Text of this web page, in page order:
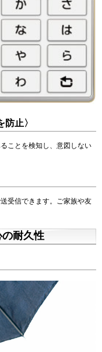
止〉
ことを検知し、意図しない
受信できます。ご家族や友
耐久性